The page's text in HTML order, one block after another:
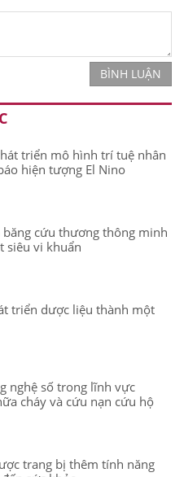
BÌNH LUẬN
triển mô hình trí tuệ nhân
hiện tượng El Nino
băng cứu thương thông minh
siêu vi khuẩn
triển dược liệu thành một
nghệ số trong lĩnh vực
cháy và cứu nạn cứu hộ
trang bị thêm tính năng